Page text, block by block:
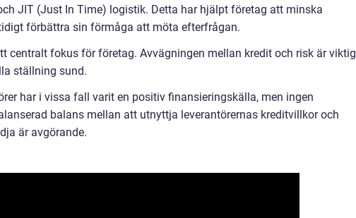
JIT (Just In Time) logistik. Detta har hjälpt företag att minska
förbättra sin förmåga att möta efterfrågan.
centralt fokus för företag. Avvägningen mellan kredit och risk är viktig
ställning sund.
har i vissa fall varit en positiv finansieringskälla, men ingen
balans mellan att utnyttja leverantörernas kreditvillkor och
är avgörande.